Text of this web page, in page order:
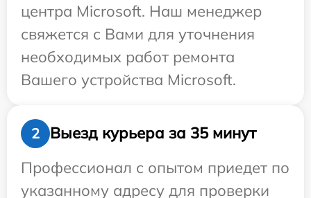
центра Microsoft. Наш менеджер
свяжется с Вами для уточнения
необходимых работ ремонта
Вашего устройства Microsoft.
2
Выезд курьера за 35 минут
Профессионал с опытом приедет по
указанному адресу для проверки